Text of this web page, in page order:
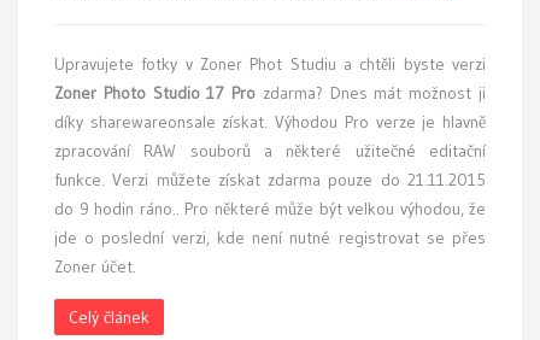
Upravujete fotky v Zoner Phot Studiu a chtěli byste verzi
Zoner Photo Studio 17 Pro zdarma? Dnes mát možnost ji
díky sharewareonsale získat. Výhodou Pro verze je hlavně
zpracování RAW souborů a některé užitečné editační
funkce. Verzi můžete získat zdarma pouze do 21.11.2015
do 9 hodin ráno.. Pro některé může být velkou výhodou, že
jde o poslední verzi, kde není nutné registrovat se přes
Zoner účet.
Celý článek